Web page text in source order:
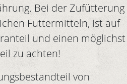
Bei der Zufütterung
Futtermitteln, ist auf
und einen möglichst
zu achten!
von